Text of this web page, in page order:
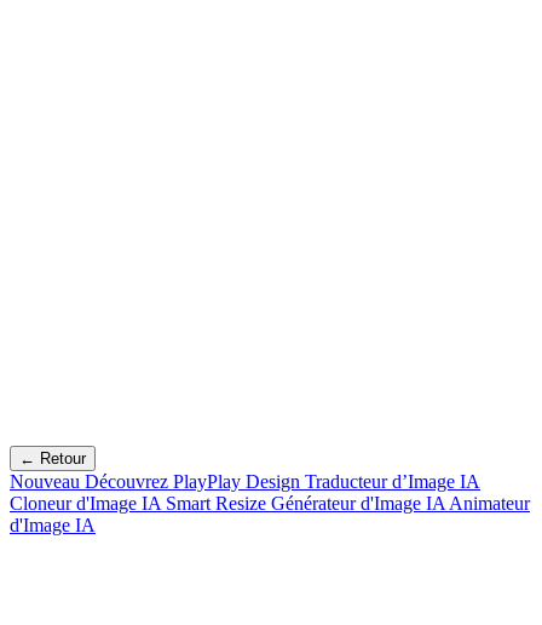
← Retour
Nouveau Découvrez PlayPlay Design Traducteur d’Image IA
Cloneur d'Image IA Smart Resize Générateur d'Image IA Animateur
d'Image IA